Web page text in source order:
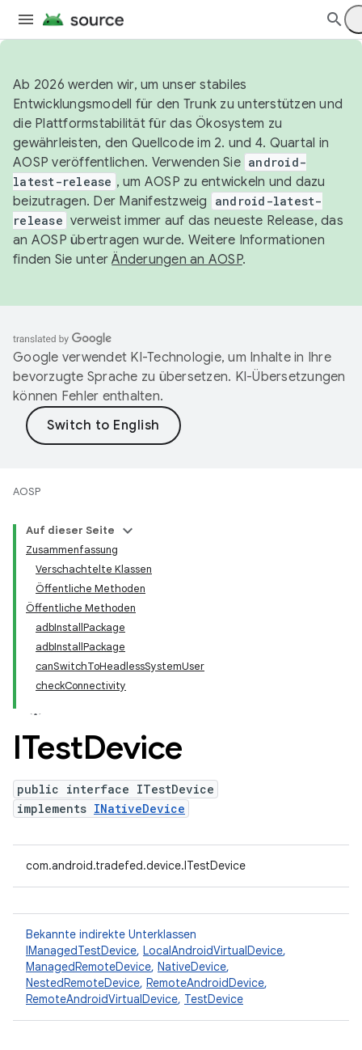
Ab 2026 werden wir, um unser stabiles
Entwicklungsmodell für den Trunk zu unterstützen und
die Plattformstabilität für das Ökosystem zu
gewährleisten, den Quellcode im 2. und 4. Quartal in
AOSP veröffentlichen. Verwenden Sie android-
latest-release , um AOSP zu entwickeln und dazu
beizutragen. Der Manifestzweig
android-latest-
release verweist immer auf das neueste Release, das
an AOSP übertragen wurde. Weitere Informationen
finden Sie unterÄnderungen an AOSP.
Google verwendet KI-Technologie, um Inhalte in Ihre
bevorzugte Sprache zu übersetzen. KI-Übersetzungen
können Fehler enthalten.
AOSP
Auf dieser Seite
Zusammenfassung
Verschachtelte Klassen
Öffentliche Methoden
Öffentliche Methoden
adbInstallPackage
adbInstallPackage
canSwitchToHeadlessSystemUser
checkConnectivity
ITestDevice
public interface ITestDevice
implements INativeDevice
com.android.tradefed.device.ITestDevice
Bekannte indirekte Unterklassen
IManagedTestDevice, LocalAndroidVirtualDevice,
ManagedRemoteDevice, NativeDevice,
NestedRemoteDevice, RemoteAndroidDevice,
RemoteAndroidVirtualDevice, TestDevice